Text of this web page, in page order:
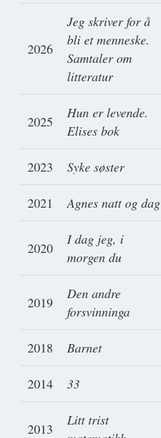
2026
Jeg skriver for å
bli et menneske.
Samtaler om
litteratur
2025
Hun er levende.
Elises bok
2023 Syke søster
2021 Agnes natt og dag
2020
I dag jeg, i
morgen du
2019
Den andre
forsvinninga
2018 Barnet
2014 33
2013
Litt trist